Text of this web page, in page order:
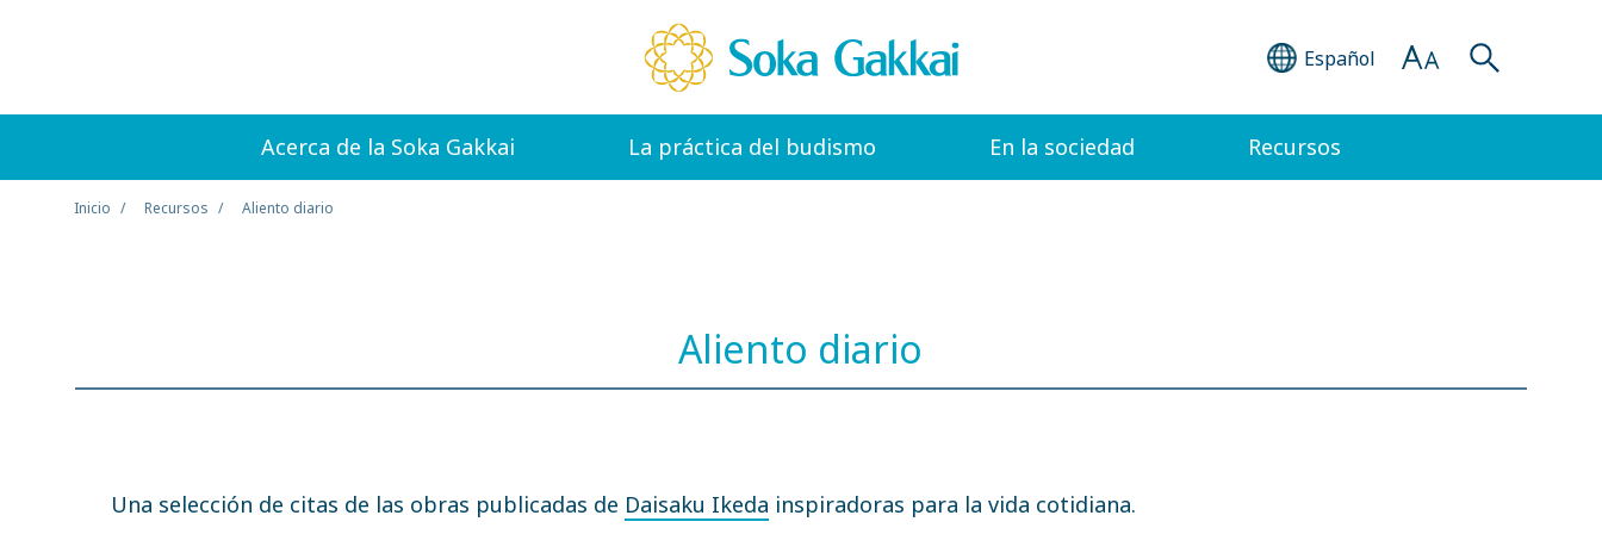
Español
Acerca de la Soka Gakkai La práctica del budismo En la sociedad Recursos
Inicio Recursos Aliento diario
Aliento diario
Una selección de citas de las obras publicadas de Daisaku Ikeda inspiradoras para la vida cotidiana.